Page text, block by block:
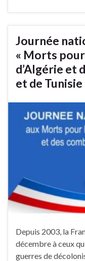
Journée
« Morts pour
d’Algérie et
et de Tunisie
Depuis 2003, la
décembre à ceux
guerres de